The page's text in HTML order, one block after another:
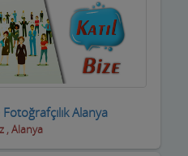
Alanya
, Alanya